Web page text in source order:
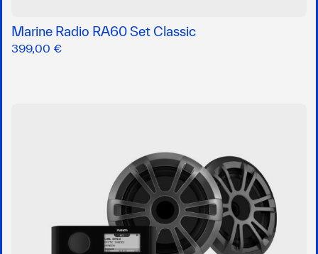
Marine Radio RA60 Set Classic
399,00 €